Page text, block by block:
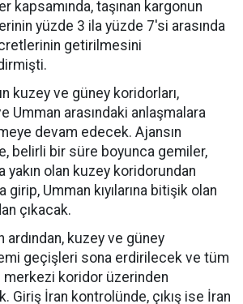
kapsamında, taşınan kargonun
yüzde 3 ila yüzde 7'si arasında
getirilmesini
kuzey ve güney koridorları,
Umman arasındaki anlaşmalara
devam edecek. Ajansın
belirli bir süre boyunca gemiler,
yakın olan kuzey koridorundan
girip, Umman kıyılarına bitişik olan
çıkacak.
ardından, kuzey ve güney
geçişleri sona erdirilecek ve tüm
merkezi koridor üzerinden
Giriş İran kontrolünde, çıkış ise İran